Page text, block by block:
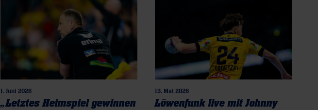
1. Juni 2026
„Letztes Heimspiel gewinnen
13. Mai 2026
Löwenfunk live mit Johnny